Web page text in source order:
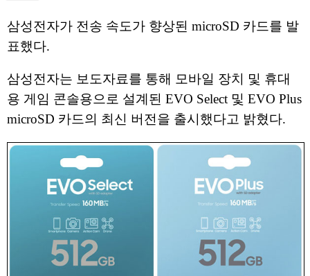
삼성전자가 전송 속도가 향상된 microSD 카드를 발
표했다.
삼성전자는 보도자료를 통해 모바일 장치 및 휴대
용 게임 콘솔용으로 설계된 EVO Select 및 EVO Plus
microSD 카드의 최신 버전을 출시했다고 밝혔다.